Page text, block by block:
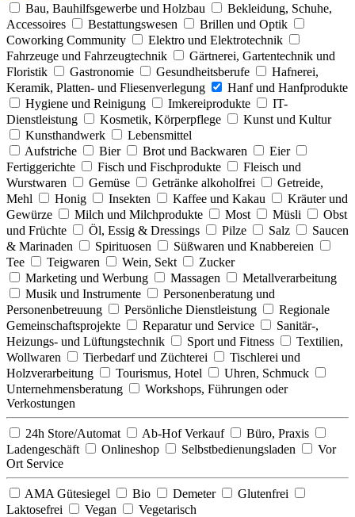
Bau, Bauhilfsgewerbe und Holzbau
Bekleidung, Schuhe,
Accessoires
Bestattungswesen
Brillen und Optik
Coworking Community
Elektro und Elektrotechnik
Fahrzeuge und Fahrzeugtechnik
Gärtnerei, Gartentechnik und
Floristik
Gastronomie Gesundheitsberufe
Hafnerei,
Keramik, Platten- und Fliesenverlegung
Hanf und Hanfprodukte
Hygiene und Reinigung
Imkereiprodukte
IT-
Dienstleistung
Kosmetik, Körperpflege
Kunst und Kultur
Kunsthandwerk
Lebensmittel
Aufstriche
Bier Brot und Backwaren
Eier
Fertiggerichte
Fisch und Fischprodukte
Fleisch und
Wurstwaren
Gemüse Getränke alkoholfrei
Getreide,
Mehl
Honig Insekten Kaffee und Kakau
Kräuter und
Gewürze
Milch und Milchprodukte Most Müsli
Obst
und Früchte
Öl, Essig & Dressings Pilze Salz
Saucen
& Marinaden
Spirituosen
Süßwaren und Knabbereien
Tee
Teigwaren Wein, Sekt
Zucker
Marketing und Werbung
Massagen
Metallverarbeitung
Musik und Instrumente
Personenberatung und
Personenbetreuung
Persönliche Dienstleistung
Regionale
Gemeinschaftsprojekte
Reparatur und Service
Sanitär-,
Heizungs- und Lüftungstechnik
Sport und Fitness
Textilien,
Wollwaren
Tierbedarf und Züchterei
Tischlerei und
Holzverarbeitung
Tourismus, Hotel
Uhren, Schmuck
Unternehmensberatung
Workshops, Führungen oder
Verkostungen
24h Store/Automat Ab-Hof Verkauf
Büro, Praxis
Ladengeschäft
Onlineshop Selbstbedienungsladen
Vor
Ort Service
AMA Gütesiegel Bio Demeter
Glutenfrei
Laktosefrei
Vegan Vegetarisch